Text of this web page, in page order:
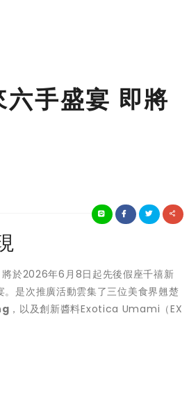
手盛宴 即將
於2026年6月8日起先後假座千禧新
是次推廣活動雲集了三位美食界翹楚
，以及創新醬料Exotica Umami（EX